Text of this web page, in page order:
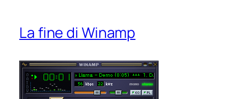
La fine di Winamp